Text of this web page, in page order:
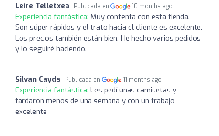
Leire Telletxea Publicada en 10 months ago
Experiencia fantástica: Muy contenta con esta tienda.
Son súper rápidos y el trato hacia el cliente es excelente.
Los precios también están bien. He hecho varios pedidos
y lo seguiré haciendo.
Silvan Cayds Publicada en 11 months ago
Experiencia fantástica: Les pedí unas camisetas y
tardaron menos de una semana y con un trabajo
excelente